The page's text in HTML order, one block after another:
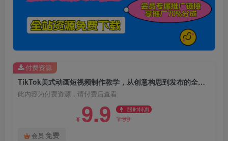
TikTok美式动画短视频制作教学，从创意构思到发布的全流程
此内容为付费资源，请付费后查看
¥ 9.9 限时特惠
¥99
会员 免费
付费资源